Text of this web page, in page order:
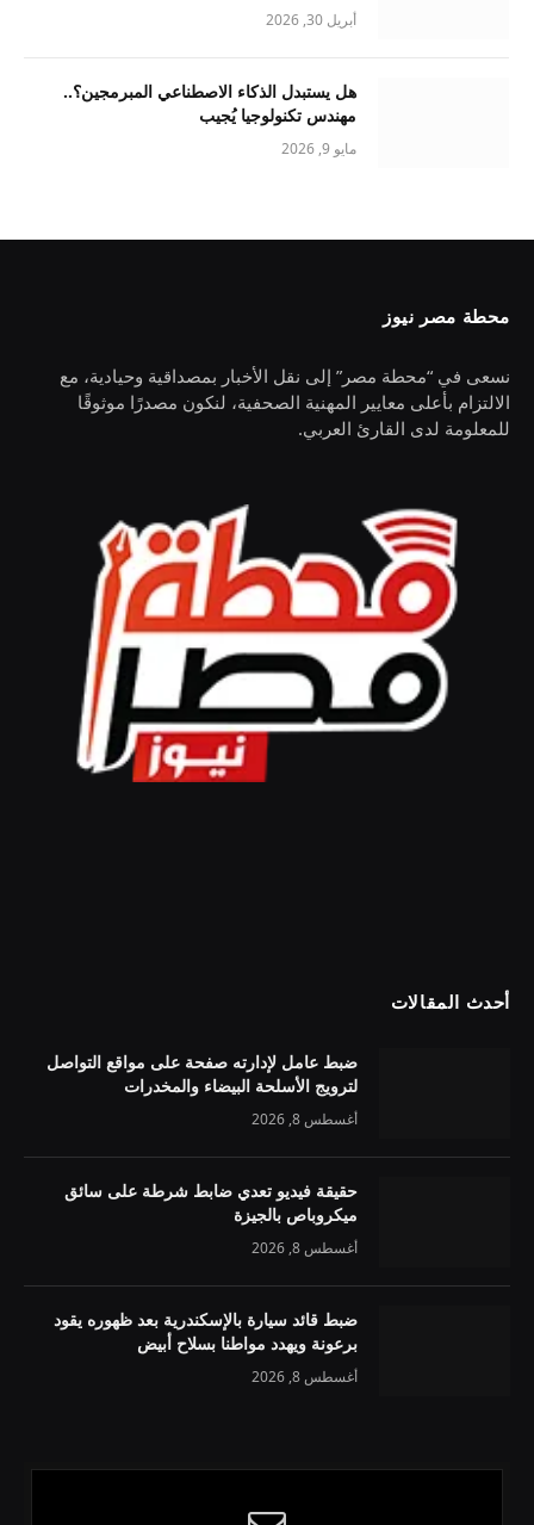
أبريل 30, 2026
هل يستبدل الذكاء الاصطناعي المبرمجين؟..
مهندس تكنولوجيا يُجيب
مايو 9, 2026
محطة مصر نيوز
نسعى في “محطة مصر” إلى نقل الأخبار بمصداقية وحيادية، مع
الالتزام بأعلى معايير المهنية الصحفية، لنكون مصدرًا موثوقًا
للمعلومة لدى القارئ العربي.
أحدث المقالات
ضبط عامل لإدارته صفحة على مواقع التواصل
لترويج الأسلحة البيضاء والمخدرات
أغسطس 8, 2026
حقيقة فيديو تعدي ضابط شرطة على سائق
ميكروباص بالجيزة
أغسطس 8, 2026
ضبط قائد سيارة بالإسكندرية بعد ظهوره يقود
برعونة ويهدد مواطنا بسلاح أبيض
أغسطس 8, 2026